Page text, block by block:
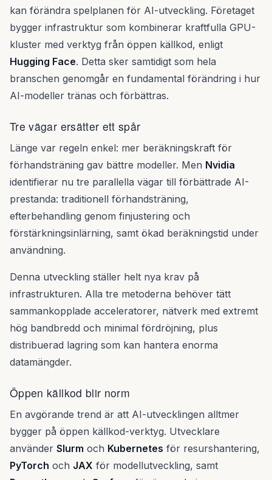
kan förändra spelplanen för AI-utveckling. Företaget
bygger infrastruktur som kombinerar kraftfulla GPU-
kluster med verktyg från öppen källkod, enligt
Hugging Face. Detta sker samtidigt som hela
branschen genomgår en fundamental förändring i hur
AI-modeller tränas och förbättras.
Tre vägar ersätter ett spår
Länge var regeln enkel: mer beräkningskraft för
förhandsträning gav bättre modeller. Men Nvidia
identifierar nu tre parallella vägar till förbättrade AI-
prestanda: traditionell förhandsträning,
efterbehandling genom finjustering och
förstärkningsinlärning, samt ökad beräkningstid under
användning.
Denna utveckling ställer helt nya krav på
infrastrukturen. Alla tre metoderna behöver tätt
sammankopplade acceleratorer, nätverk med extremt
hög bandbredd och minimal fördröjning, plus
distribuerad lagring som kan hantera enorma
datamängder.
Öppen källkod blir norm
En avgörande trend är att AI-utvecklingen alltmer
bygger på öppen källkod-verktyg. Utvecklare
använder Slurm och Kubernetes för resurshantering,
PyTorch och JAX för modellutveckling, samt